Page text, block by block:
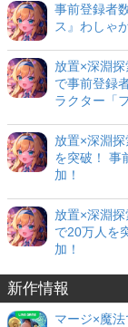
事前登録者
ス』わしゃ
放置×深淵
で事前登録
ラクター「
放置×深淵
を突破！ 事
加！
放置×深淵
で20万人を
加！
新作情報
マージ×魔